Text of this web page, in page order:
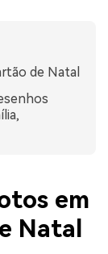
de Natal
em
Natal